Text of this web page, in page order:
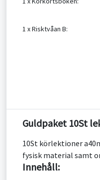
1 x Risktvåan B:
Guldpaket 10St
10St körlektioner
fysisk material samt
Innehåll: